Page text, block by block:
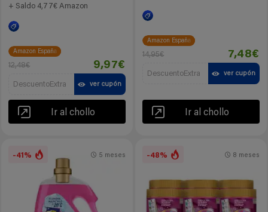
+ Saldo 4,77€ Amazon
Amazon España
12,48€ 9,97€
DescuentoExtra ver cupón
Ir al chollo
Amazon España
14,95€ 7,48€
DescuentoExtra ver cupón
Ir al chollo
-41% 5 meses -48% 8 meses